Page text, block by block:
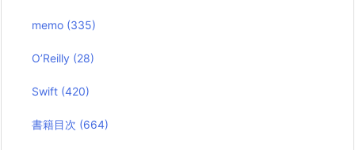
memo (335)
O’Reilly (28)
Swift (420)
書籍目次 (664)